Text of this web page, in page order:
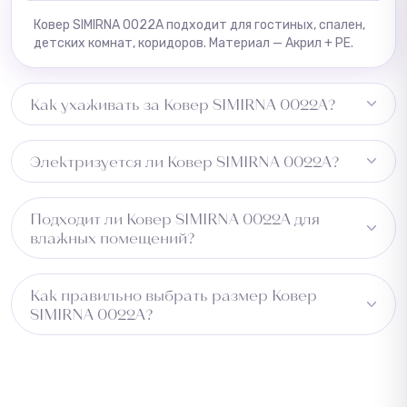
Ковер SIMIRNA 0022A подходит для гостиных, спален,
детских комнат, коридоров. Материал — Акрил + PE.
Как ухаживать за Ковер SIMIRNA 0022A?
влажной тряпкой.
Электризуется ли Ковер SIMIRNA 0022A?
влажности.
Подходит ли Ковер SIMIRNA 0022A для
влажных помещений?
Как правильно выбрать размер Ковер
SIMIRNA 0022A?